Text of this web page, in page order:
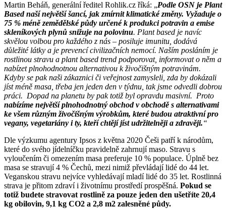
Martin Beháň, generální ředitel Rohlik.cz říká: „Podle OSN je Plant
Based naší největší šancí, jak zmírnit klimatické změny. Vyžaduje o
75 % méně zemědělské půdy určené k produkci potravin a emise
skleníkových plynů snižuje na polovinu. Plant based je navíc
skvělou volbou pro každého z nás – posiluje imunitu, dodává
důležité látky a je prevencí civilizačních nemocí. Naším posláním je
rostlinou stravu a plant based trend podporovat, informovat o něm a
nabízet plnohodnotnou alternativou k živočišným potravinám.
Kdyby se pak naši zákaznici či veřejnost zamysleli, zda by dokázali
jíst méně masa, třeba jen jeden den v týdnu, tak jsme odvedli dobrou
práci. Dopad na planetu by pak totiž byl opravdu masivní. Proto
nabízíme největší plnohodnotný obchod v obchodě s alternativami
ke všem různým živočišným výrobkům, které budou atraktivní pro
vegany, vegetariány i ty, kteří chtějí jíst udržitelněji a zdravěji.“
Dle výzkumu agentury Ipsos z května 2020 Češi patří k národům,
které do svého jídelníčku pravidelně zahrnují maso. Stravu s
vyloučením či omezením masa preferuje 10 % populace. Úplně bez
masa se stravují 4 % Čechů, mezi nimiž převládají lidé do 44 let.
Veganskou stravu nejvíce vyhledávají mladí lidé do 35 let. Rostlinná
strava je přitom zdraví i životnímu prostředí prospěšná. Pokud se
totiž budete stravovat rostlině za pouze jeden den ušetříte 20,4
kg obilovin, 9,1 kg CO2 a 2,8 m2 zalesněné půdy.